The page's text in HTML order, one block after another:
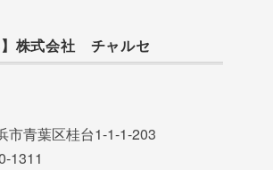
】株式会社 チャルセ
市青葉区桂台1-1-1-203
1311